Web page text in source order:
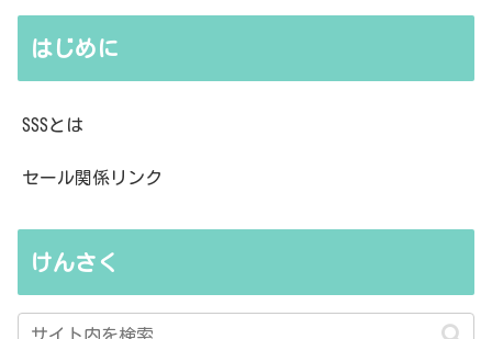
はじめに
SSSとは
セール関係リンク
けんさく